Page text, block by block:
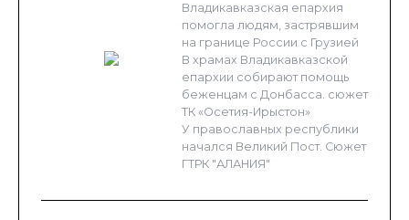
Владикавказская епархия
помогла людям, застрявшим
на границе России с Грузией
В храмах Владикавказской
епархии собирают помощь
беженцам с Донбасса. сюжет
ТК «Осетия-Ирыстон»
У православных республики
начался Великий Пост. Сюжет
ГТРК "АЛАНИЯ"